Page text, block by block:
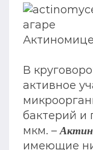
В
активное
бактерий и
мкм. –
имеющие